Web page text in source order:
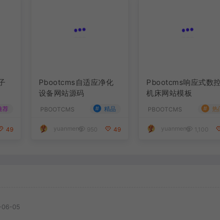
设备网站源码
机床网站模板